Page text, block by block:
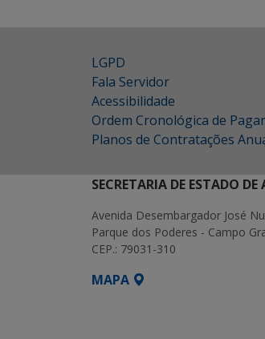
LGPD
Fala Servidor
Acessibilidade
Ordem Cronológica de
Planos de Contratações
SECRETARIA DE ESTADO
Avenida Desembargador José
Parque dos Poderes - Campo
CEP.: 79031-310
MAPA